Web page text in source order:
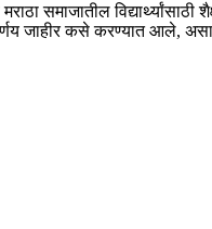
समाजातील
जाहीर कसे करण्यात आले,